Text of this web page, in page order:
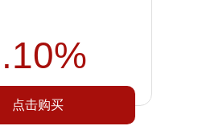
点击购买